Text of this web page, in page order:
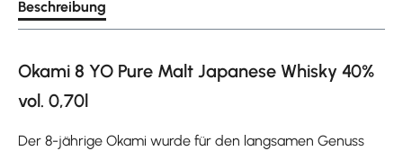
Beschreibung
Okami 8 YO Pure Malt Japanese Whisky 40%
vol. 0,70l
Der 8-jährige Okami wurde für den langsamen Genuss